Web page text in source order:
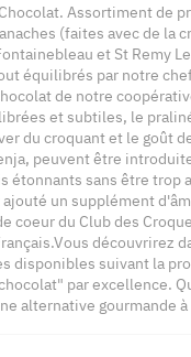
Assortiment de
(faites avec de la
et St Remy
équilibrés par notre
de notre
et subtiles, le
du croquant et le goût
peuvent être
étonnants sans être trop
un supplément
coeur du Club des
découvrirez
disponibles suivant la
par excellence.
alternative gourmande